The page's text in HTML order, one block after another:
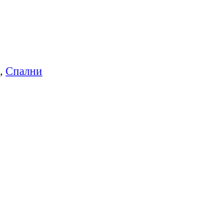
, Спални